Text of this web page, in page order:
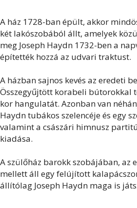
A ház 1728-ban épült, akkor
két lakószobából állt, amelyek
meg Joseph Haydn 1732-ben a
építették hozzá az udvari traktust.
A házban sajnos kevés az eredeti
Összegyűjtött korabeli bútorokkal
kor hangulatát. Azonban van
Haydn tubákos szelencéje és egy
valamint a császári himnusz
kiadása.
A szülőház barokk szobájában, az
mellett áll egy felújított
állítólag Joseph Haydn maga is